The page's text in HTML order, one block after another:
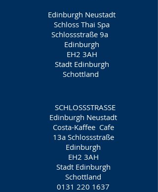
Edinburgh Neustadt
Schloss Thai Spa
Schlossstraße 9a
Edinburgh
EH2 3AH
Stadt Edinburgh
Schottland
SCHLOSSSTRASSE
Edinburgh Neustadt
Costa-Kaffee Cafe
13a Schlossstraße
Edinburgh
EH2 3AH
Stadt Edinburgh
Schottland
0131 220 1637